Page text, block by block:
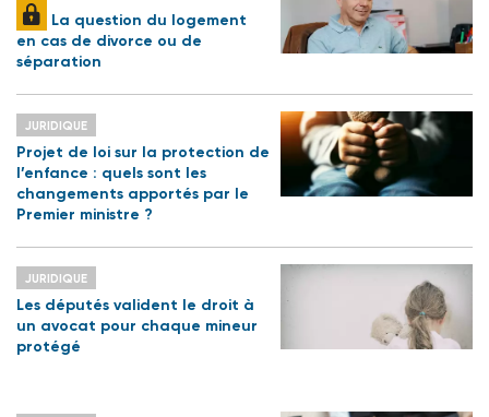
La question du logement
en cas de divorce ou de
séparation
JURIDIQUE
Projet de loi sur la protection de
l’enfance : quels sont les
changements apportés par le
Premier ministre ?
JURIDIQUE
Les députés valident le droit à
un avocat pour chaque mineur
protégé